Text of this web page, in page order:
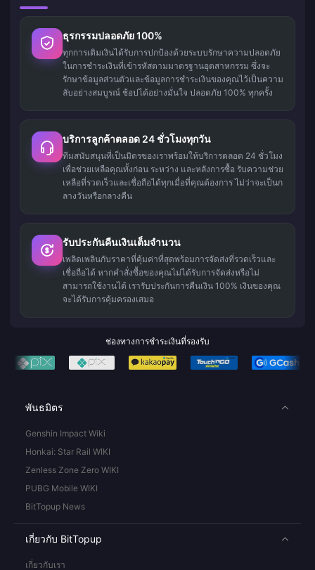
ธุรกรรมปลอดภัย 100%
ทุกการเติมเงินได้รับการปกป้องด้วยระบบรักษาความปลอดภัย
ในการชำระเงินที่เข้ารหัสตามมาตรฐานอุตสาหกรรม ซึ่งจะ
รักษาข้อมูลส่วนตัวและข้อมูลการชำระเงินของคุณไว้เป็นความ
ลับอย่างสมบูรณ์ ช้อปได้อย่างมั่นใจ ปลอดภัย 100% ทุกครั้ง
บริการลูกค้าตลอด 24 ชั่วโมงทุกวัน
ทีมสนับสนุนที่เป็นมิตรของเราพร้อมให้บริการตลอด 24 ชั่วโมง
เพื่อช่วยเหลือคุณทั้งก่อน ระหว่าง และหลังการซื้อ รับความช่วย
เหลือที่รวดเร็วและเชื่อถือได้ทุกเมื่อที่คุณต้องการ ไม่ว่าจะเป็นก
ลางวันหรือกลางคืน
รับประกันคืนเงินเต็มจำนวน
เพลิดเพลินกับราคาที่คุ้มค่าที่สุดพร้อมการจัดส่งที่รวดเร็วและ
เชื่อถือได้ หากคำสั่งซื้อของคุณไม่ได้รับการจัดส่งหรือไม่
สามารถใช้งานได้ เรารับประกันการคืนเงิน 100% เงินของคุณ
จะได้รับการคุ้มครองเสมอ
ช่องทางการชำระเงินที่รองรับ
พันธมิตร
Genshin Impact Wiki
Honkai: Star Rail WIKI
Zenless Zone Zero WIKI
PUBG Mobile WIKI
BitTopup News
เกี่ยวกับ BitTopup
เกี่ยวกับเรา